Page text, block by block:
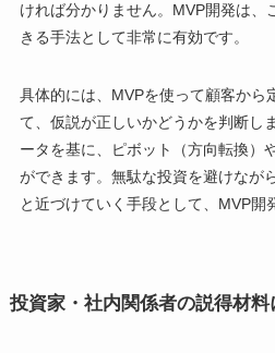
ければ分かりません。MVP開発は、
きる手法として非常に有効です。
具体的には、MVPを使って顧客から
て、仮説が正しいかどうかを判断し
ータを基に、ピボット（方向転換）
ができます。無駄な投資を避けなが
と近づけていく手段として、MVP開
投資家・社内関係者の説得材料